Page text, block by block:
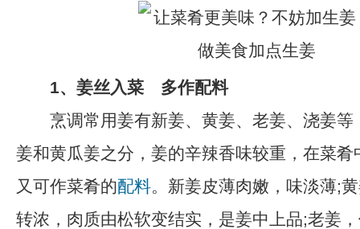
1、姜丝入菜 多作配料
烹调常用姜有新姜、黄姜、老姜、浇姜等
姜和黄瓜姜之分，姜的辛辣香味较重，在菜肴
又可作菜肴的配料。新姜皮薄肉嫩，味淡薄;
转浓，肉质由松软变结实，是姜中上品;老姜